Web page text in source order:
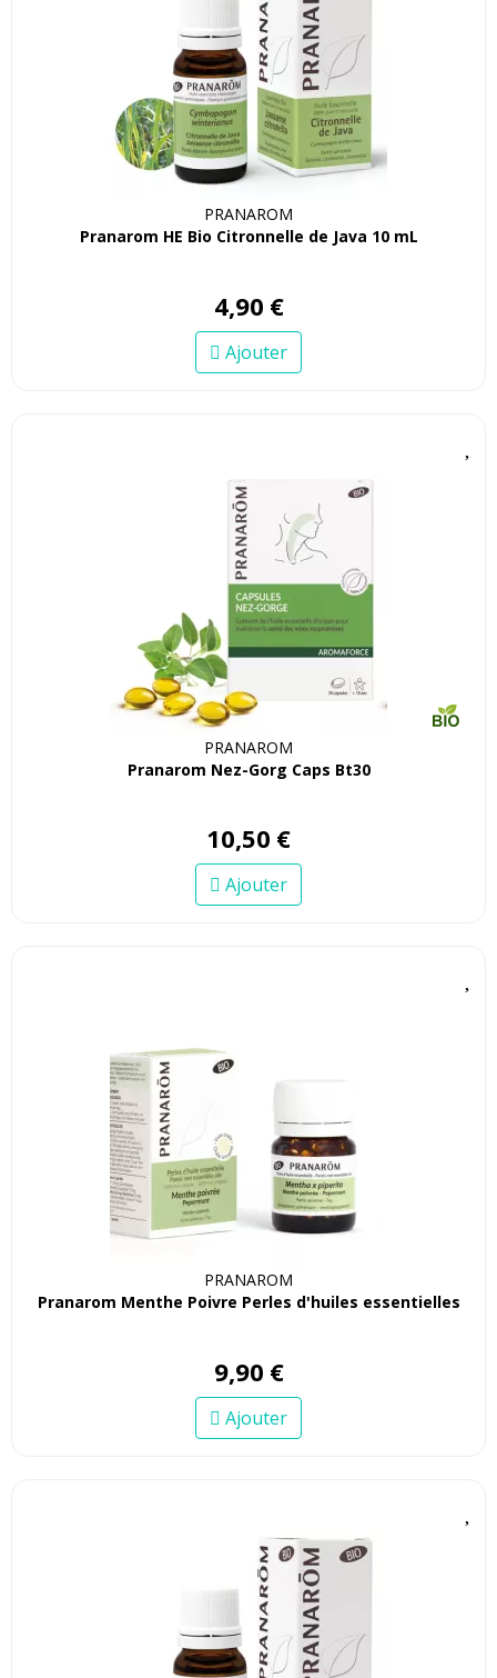
PRANAROM
Pranarom HE Bio Citronnelle de Java 10 mL
4,90 €
Ajouter
PRANAROM
Pranarom Nez-Gorg Caps Bt30
10,50 €
Ajouter
PRANAROM
Pranarom Menthe Poivre Perles d'huiles essentielles
9,90 €
Ajouter